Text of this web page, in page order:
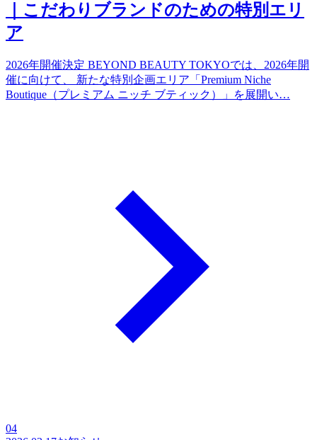
｜こだわりブランドのための特別エリ
ア
2026年開催決定 BEYOND BEAUTY TOKYOでは、2026年開
催に向けて、 新たな特別企画エリア「Premium Niche
Boutique（プレミアム ニッチ ブティック）」を展開い…
04